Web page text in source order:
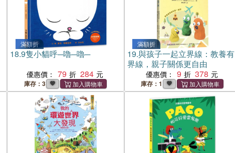
滿額折
18.9隻小貓呼─嚕─嚕─
優惠價： 79 284
庫存：3
滿額折
19.與孩子一起立界線：教養有
界線，親子關係更自由
優惠價： 9 378
庫存：1